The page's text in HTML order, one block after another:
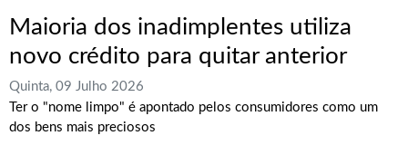
Maioria dos inadimplentes utiliza
novo crédito para quitar anterior
Quinta, 09 Julho 2026
Ter o "nome limpo" é apontado pelos consumidores como um
dos bens mais preciosos